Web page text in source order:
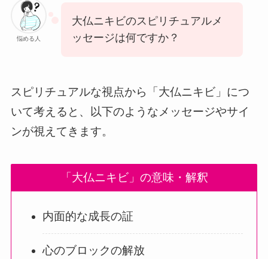
悩める人
大仏ニキビのスピリチュアルメ
ッセージは何ですか？
スピリチュアルな視点から「大仏ニキビ」につ
いて考えると、以下のようなメッセージやサイ
ンが視えてきます。
「大仏ニキビ」の意味・解釈
内面的な成長の証
心のブロックの解放